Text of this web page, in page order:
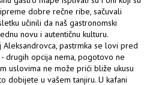
dobre rečne ribe, sačuvali
učinili da naš gastronomski
novu i autentičnu kulturu.
Aleksandrovca, pastrmka se lovi pred
drugih opcija nema, pogotovo ne
uslovima ne može prići bliže ukusu
dobijete u vašem tanjiru. U kafani